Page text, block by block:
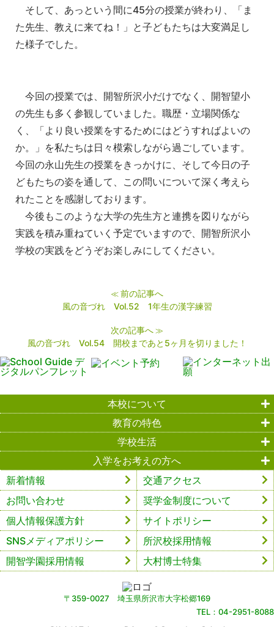
そして、あっという間に45分の授業が終わり、「ま
た先生、教え に来てね！」と子どもたちは大変満足し
た様子でした。
今回の授業では、開智所沢小だけでなく、開智望小
の先生も多く参観していました。職歴・立場関係な
く、「より良い授業をするためにはどうすればよいの
か。」を私たちは日々模索しながら過ごしています。
今回の永山先生の授業をきっかけに、そして今日の子
どもたちの姿を通して、この問いについて深く考えら
れたことを感謝しております。
今後もこのような大学の先生方と連携を図りながら
実践を積み重ねていく予定でいますので、開智所沢小
学校の実践をどうぞお楽しみにしてください。
≪前の記事へ
風の音づれ Vol.52 1年生の漢字練習
次の記事へ≫
風の音づれ Vol.54 開校まであと5ヶ月を切りました！
〒359-0027 埼玉県所沢市大字松郷169
TEL：04-2951-8088
本校について
教育の特色
学校生活
入学をお考えの方へ
新着情報
交通アクセス
お問い合わせ
奨学金制度について
個人情報保護方針
サイトポリシー
SNSメディアポリシー
所沢校採用情報
開智学園採用情報
大村博士特集